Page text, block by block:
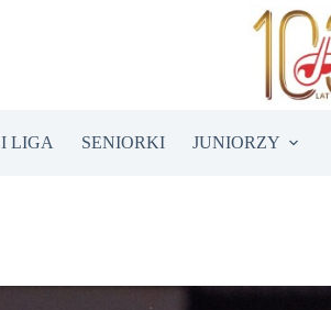
I LIGA SENIORKI JUNIORZY